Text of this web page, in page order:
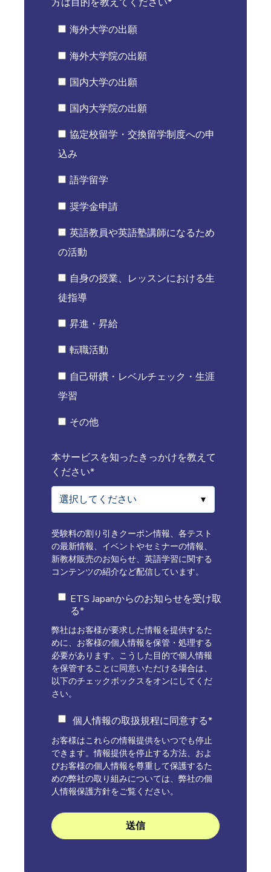
海外大学の出願
海外大学院の出願
国内大学の出願
国内大学院の出願
協定校留学・交換留学制度への申
込み
語学留学
奨学金申請
英語教員や英語塾講師になるため
の活動
自身の授業、レッスンにおける生
徒指導
昇進・昇給
転職活動
自己研鑽・レベルチェック・生涯
学習
その他
本サービスを知ったきっかけを教えて
ください*
受験料の割り引きクーポン情報、各テスト
の最新情報、イベントやセミナーの情報、
新教材販売のお知らせ、英語学習に関する
コンテンツの紹介など配信しています。
ETS Japanからのお知らせを受け取
る*
弊社はお客様が要求した情報を提供するた
めに、お客様の個人情報を保管・処理する
必要があります。こうした目的で個人情報
を保管することに同意いただける場合は、
以下のチェックボックスをオンにしてくだ
さい。
個人情報の取扱規程に同意する*
お客様はこれらの情報提供をいつでも停止
できます。情報提供を停止する方法、およ
びお客様の個人情報を尊重して保護するた
めの弊社の取り組みについては、弊社の個
人情報保護方針をご覧ください。